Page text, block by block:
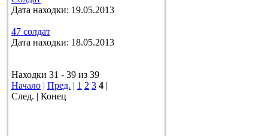
Дата находки: 19.05.2013
47 солдат
Дата находки: 18.05.2013
Находки 31 - 39 из 39
Начало | Пред. | 1 2 3 4 |
След. | Конец